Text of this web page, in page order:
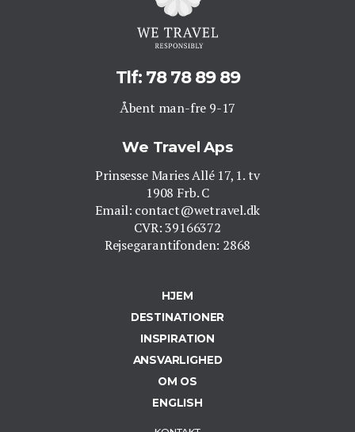
Tlf: 78 78 89 89
Åbent man-fre 9-17
We Travel Aps
Prinsesse Maries Allé 17, 1. tv
1908 Frb. C
Email: contact@wetravel.dk
CVR: 39166372
Rejsegarantifonden: 2868
HJEM
DESTINATIONER
INSPIRATION
ANSVARLIGHED
OM OS
ENGLISH